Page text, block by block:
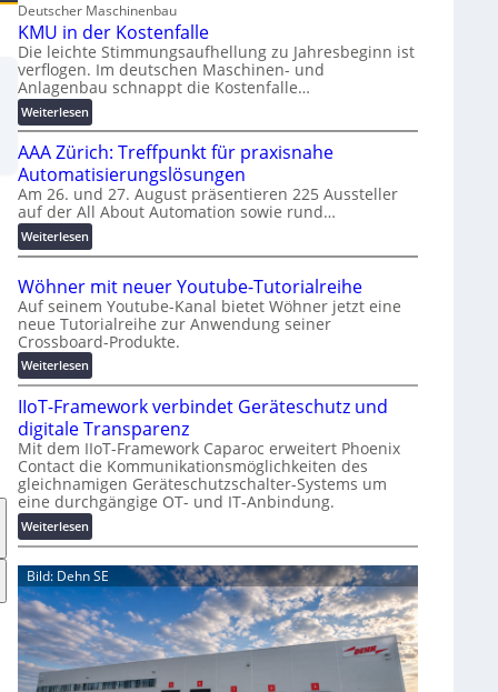
Deutscher Maschinenbau
KMU in der Kostenfalle
Die leichte Stimmungsaufhellung zu Jahresbeginn ist
verflogen. Im deutschen Maschinen- und
Anlagenbau schnappt die Kostenfalle…
Weiterlesen:
K
M
U
i
n
d
e
K
o
s
t
e
n
f
a
l
e
AAA Zürich: Treffpunkt für praxisnahe
Automatisierungslösungen
Am 26. und 27. August präsentieren 225 Aussteller
auf der All About Automation sowie rund…
Weiterlesen:
A
A
Z
ü
r
i
h
:
T
r
e
f
f
u
n
k
t
f
ü
Wöhner mit neuer Youtube-Tutorialreihe
Auf seinem Youtube-Kanal bietet Wöhner jetzt eine
neue Tutorialreihe zur Anwendung seiner
Crossboard-Produkte.
Weiterlesen:
W
ö
h
n
e
r
m
i
t
n
e
u
e
r
Y
o
IIoT-Framework verbindet Geräteschutz und
digitale Transparenz
Mit dem IIoT-Framework Caparoc erweitert Phoenix
Contact die Kommunikationsmöglichkeiten des
gleichnamigen Geräteschutzschalter-Systems um
eine durchgängige OT- und IT-Anbindung.
Weiterlesen:
I
I
o
T
-
F
r
a
Bild: Dehn SE